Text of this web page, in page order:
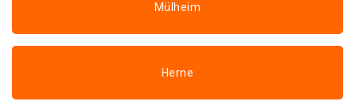
Mülheim
Herne